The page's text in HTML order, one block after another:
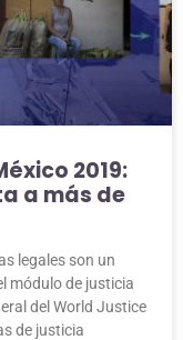
2019:
a más de
legales son un
módulo de justicia
del World Justice
de justicia